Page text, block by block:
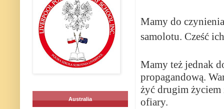
Mamy do
samolotu. Cześć
Mamy też jednak
propagandową.
żyć drugim życiem
ofiary.
Australia